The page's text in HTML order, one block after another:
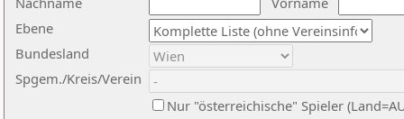
Ebene
Bundesland
Spgem./Kreis/Verein
Nur "österreichische" Spieler